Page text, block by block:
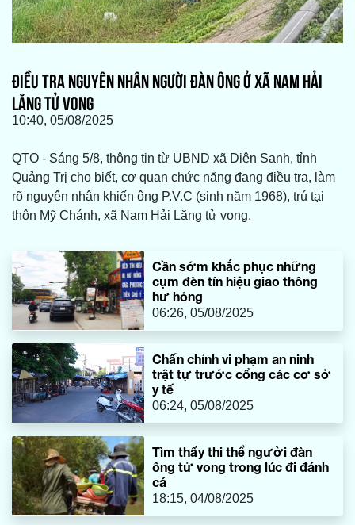
ĐIỀU TRA NGUYÊN NHÂN NGƯỜI ĐÀN ÔNG Ở XÃ NAM HẢI
LĂNG TỬ VONG
10:40, 05/08/2025
QTO - Sáng 5/8, thông tin từ UBND xã Diên Sanh, tỉnh
Quảng Trị cho biết, cơ quan chức năng đang điều tra, làm
rõ nguyên nhân khiến ông P.V.C (sinh năm 1968), trú tại
thôn Mỹ Chánh, xã Nam Hải Lăng tử vong.
Cần sớm khắc phục những
cụm đèn tín hiệu giao thông
hư hỏng
06:26, 05/08/2025
Chấn chỉnh vi phạm an ninh
trật tự trước cổng các cơ sở
y tế
06:24, 05/08/2025
Tìm thấy thi thể người đàn
ông tử vong trong lúc đi đánh
cá
18:15, 04/08/2025